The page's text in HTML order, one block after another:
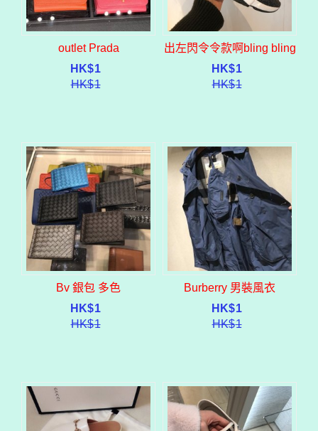
outlet Prada
HK$1
HK$1
出左閃令令款啊bling bling
HK$1
HK$1
Bv 銀包 多色
HK$1
HK$1
Burberry 男裝風衣
HK$1
HK$1